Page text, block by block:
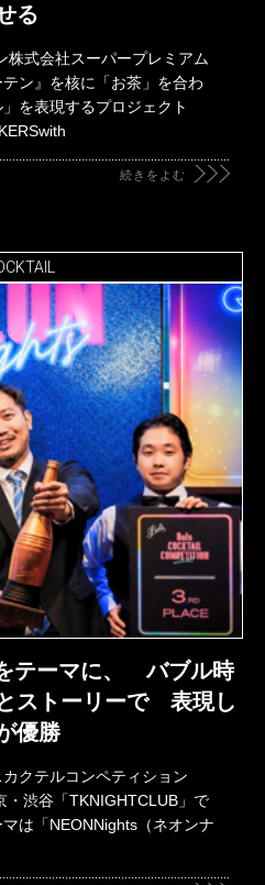
る
株式会社スーパープレミアム
ン』を核に「お茶」を合わ
を表現するプロジェクト
続きをよむ
テーマに、 バブル時
ストーリーで 表現し
優勝
クテルコンペティション
・渋谷「TKNIGHTCLUB」で
は「NEONNights（ネオンナ